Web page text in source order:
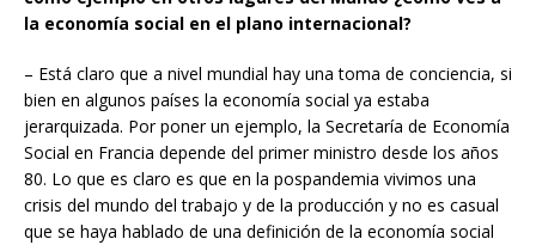
la economía social en el plano internacional?
– Está claro que a nivel mundial hay una toma de conciencia, si
bien en algunos países la economía social ya estaba
jerarquizada. Por poner un ejemplo, la Secretaría de Economía
Social en Francia depende del primer ministro desde los años
80. Lo que es claro es que en la pospandemia vivimos una
crisis del mundo del trabajo y de la producción y no es casual
que se haya hablado de una definición de la economía social